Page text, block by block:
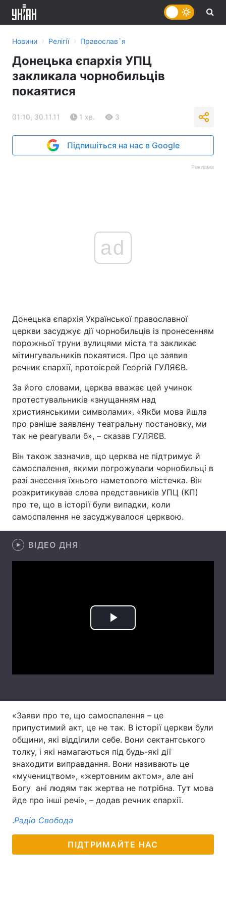
Головна Війна
Україна Політика
Економіка
Спорт Наука
Інциденти
Туризм
Екологія Регіони
Відео з Youtube Статті
Інтерв'ю Думки
Архів Вакансії
Контакти
Новини › Релігії › Православ`я
Донецька єпархія УПЦ
закликала чорнобильців
покаятися
01:10, 30.11.11 1 хв. 3
Підпишіться на нас в Google
Реклама
ad
Донецька єпархія Української православної
церкви засуджує дії чорнобильців із пронесенням
порожньої труни вулицями міста та закликає
мітингувальників покаятися. Про це заявив
речник єпархії, протоієрей Георгій ГУЛЯЄВ.
За його словами, церква вважає цей учинок
протестувальників «знущанням над
християнськими символами». «Якби мова йшла
про раніше заявлену театральну постановку, ми
так не реагували б», – сказав ГУЛЯЄВ.
Він також зазначив, що церква не підтримує й
самоспалення, якими погрожували чорнобильці в
разі знесення їхнього наметового містечка. Він
розкритикував слова представників УПЦ (КП)
про те, що в історії були випадки, коли
самоспалення не засуджувалося церквою.
ВІДЕО ДНЯ
Play
«Заяви про те, що самоспалення – це
припустимий акт, це не так. В історії церкви були
общини, які відділили себе. Вони сектантського
толку, і які намагаються під будь-які дії
знаходити виправдання. Вони називають це
«мучеництвом», «жертовним актом», але ані
Богу ані людям так жертва не потрібна. Тут мова
йде про інші речі», – додав речник єпархії.
.Радіо Свобода
ПІДТРИМАЙТЕ НАС